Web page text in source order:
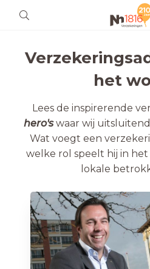
het
Lees de inspirerende
hero'swaar wij
Wat voegt een
welke rol speelt hij in
lokale